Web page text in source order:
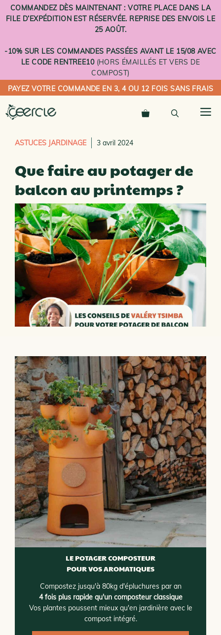
Aller
au
COMMANDEZ DÈS MAINTENANT : VOTRE PLACE DANS LA
FILE D’EXPÉDITION EST RÉSERVÉE. REPRISE DES ENVOIS LE
25 AOÛT.
-10% SUR LES COMMANDES PASSÉES AVANT LE 15/08 AVEC
LE CODE RENTREE10(HORS ÉMAILLÉS ET VERS DE
COMPOST)
PAYEZ VOTRE COMMANDE EN 3, 4 OU 12 FOIS SANS FRAIS
ASTUCES JARDINAGE 3 avril 2024
Que faire au potager de
balcon au printemps ?
LE POTAGER COMPOSTEUR
POUR VOS AROMATIQUES
Compostez jusqu'à 80kg d'épluchures par an
4 fois plus rapide qu'un composteur classique
Vos plantes poussent mieux qu'en jardinière avec le
compost intégré.